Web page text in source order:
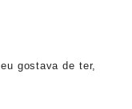
gostava de ter,